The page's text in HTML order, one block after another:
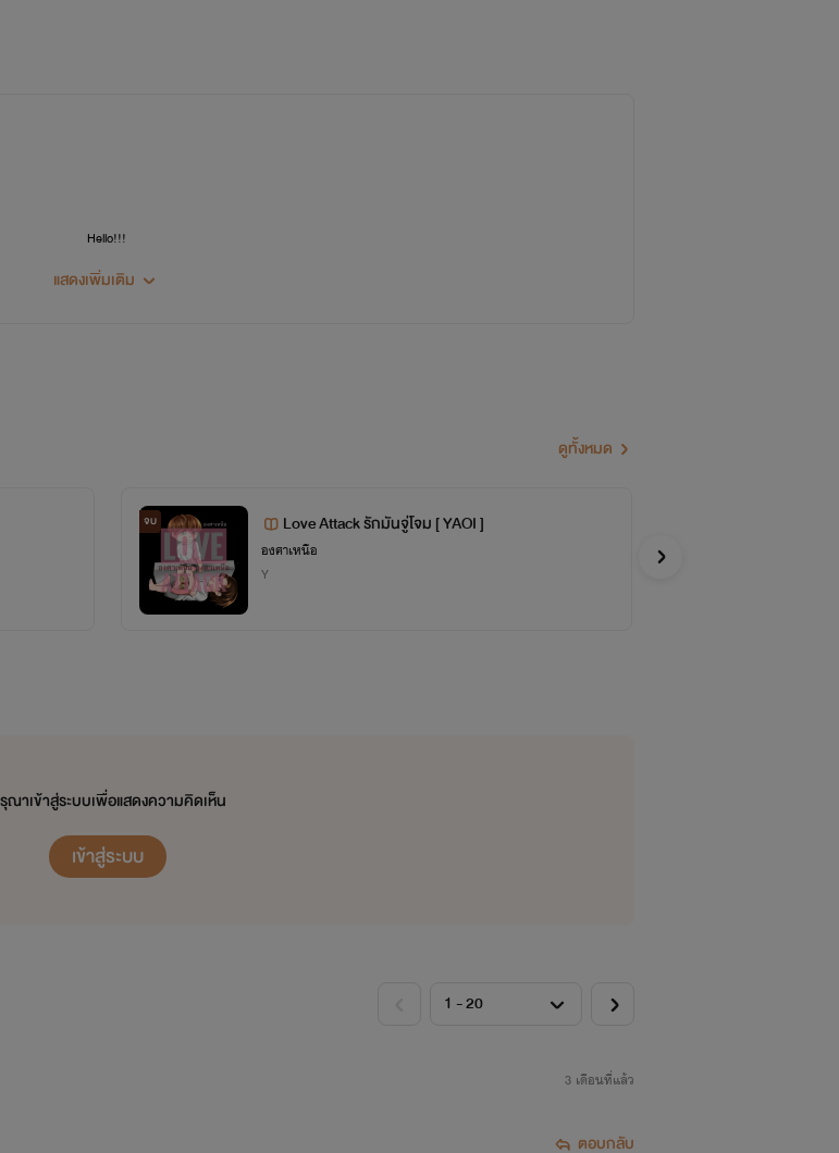
Hello!!!
ขอสวัสดีคนอ่านทุกคนนะคะ :)
ตอน แต่ละเรื่อง มันยากกว่าการอ่านหลายเท่า เราก็จะพยายามต่อไปเรื่อยๆ :)
องของเนื้อหา หรือ การใช้คำ สำหรับการเขียนเนื้อหา เราต้องขออภัยไว้ ณ ที่นี้ด้วยนะคะ :)
ร้อมรับฟังเลย :) แต่ขอให้มีความสุภาพนะคะ :) ไม่เอาอคติมาคุยกันนะ :) เพื่อเป็นการให้เกียรติซึ่งกันและกันค่ะ :)
องศาเหนือ :)
27.09.2018
แสดงเพิ่มเติม
ดูทั้งหมด
จบ Love Attack รักมันจู่โจม [ YAOI ]
องศาเหนือ
Y
ณาเข้าสู่ระบบเพื่อแสดงความคิดเห็น
เข้าสู่ระบบ
3 เดือนที่แล้ว
ตอบกลับ